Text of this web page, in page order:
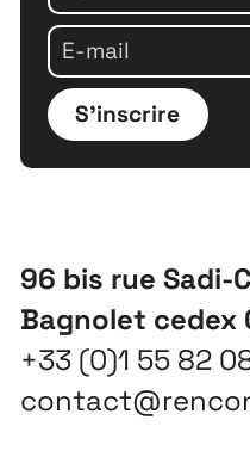
S'inscrire
96 bis rue Sadi-
Bagnolet cedex
+33 (0)1 55 82